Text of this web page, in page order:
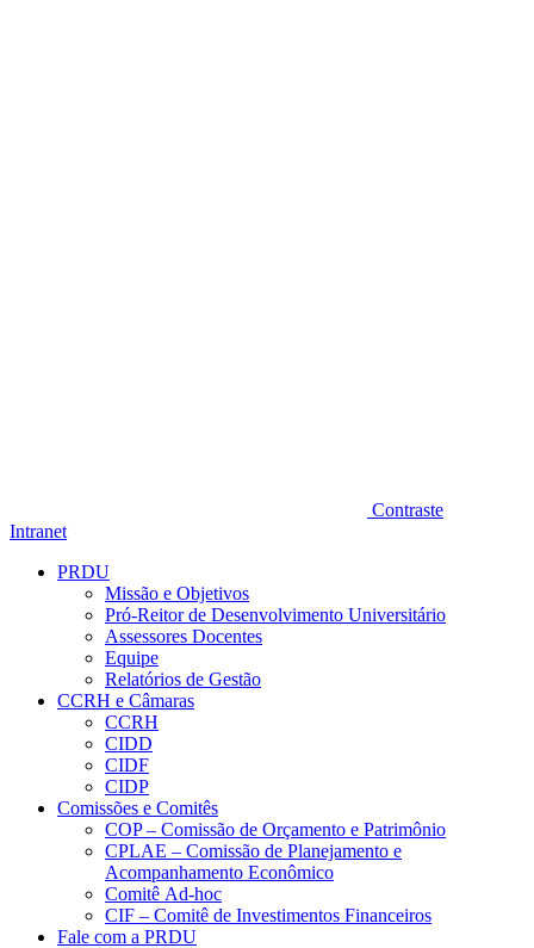
Contraste
Intranet
PRDU
Missão e Objetivos
Pró-Reitor de Desenvolvimento Universitário
Assessores Docentes
Equipe
Relatórios de Gestão
CCRH e Câmaras
CCRH
CIDD
CIDF
CIDP
Comissões e Comitês
COP – Comissão de Orçamento e Patrimônio
CPLAE – Comissão de Planejamento e
Acompanhamento Econômico
Comitê Ad-hoc
CIF – Comitê de Investimentos Financeiros
Fale com a PRDU